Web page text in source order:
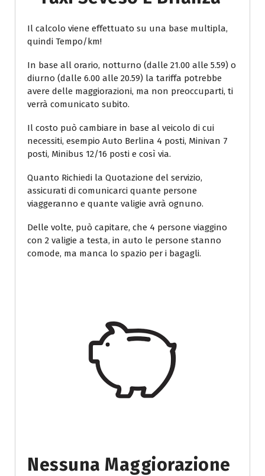
Il calcolo viene effettuato su una base multipla,
quindi Tempo/km!
In base all orario, notturno (dalle 21.00 alle 5.59) o
diurno (dalle 6.00 alle 20.59) la tariffa potrebbe
avere delle maggiorazioni, ma non preoccuparti, ti
verrà comunicato subito.
Il costo può cambiare in base al veicolo di cui
necessiti, esempio Auto Berlina 4 posti, Minivan 7
posti, Minibus 12/16 posti e così via.
Quanto Richiedi la Quotazione del servizio,
assicurati di comunicarci quante persone
viaggeranno e quante valigie avrà ognuno.
Delle volte, può capitare, che 4 persone viaggino
con 2 valigie a testa, in auto le persone stanno
comode, ma manca lo spazio per i bagagli.
Nessuna Maggiorazione